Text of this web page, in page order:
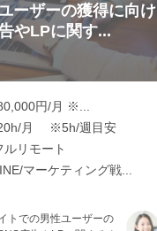
ーザーの獲得に向け
やLPに関す...
円/月 ※...
月 ※5h/週目安
ルリモート
マーケティング戦...
トでの男性ユーザーの